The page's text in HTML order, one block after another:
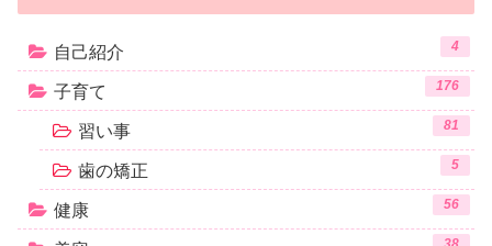
自己紹介 4
子育て 176
習い事 81
歯の矯正 5
健康 56